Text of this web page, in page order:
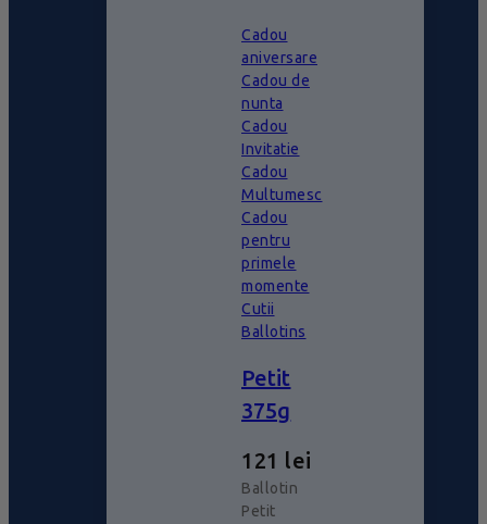
Cadou
aniversare
Cadou de
nunta
Cadou
Invitatie
Cadou
Multumesc
Cadou
pentru
primele
momente
Cutii
Ballotins
Petit
375g
121 lei
Ballotin
Petit